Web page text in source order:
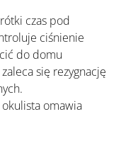
czas pod
ciśnienie
do domu
się rezygnację
omawia